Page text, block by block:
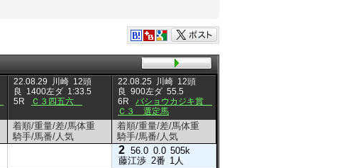
22.08.29 川崎 12頭
良
1400左ダ 1:33.5
5R
Ｃ３四五六
22.08.25 川崎 12頭
良 900左ダ 55.5
6R
バショウカジキ賞
Ｃ３ 選定馬
着順/重量/差/馬体重
騎手/馬番/人気
着順/重量/差/馬体重
騎手/馬番/人気
2 56.0 0.0 505k
藤江渉 2番 1人